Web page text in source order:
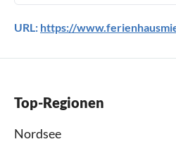
URL: https://
Top-Regionen
Nordsee